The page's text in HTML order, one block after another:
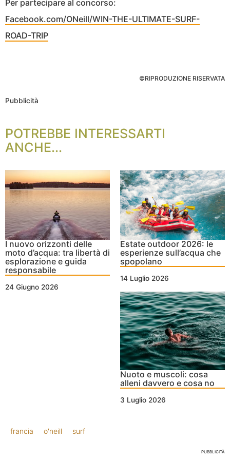
Per partecipare al concorso:
Facebook.com/ONeill/WIN-THE-ULTIMATE-SURF-
ROAD-TRIP
©RIPRODUZIONE RISERVATA
Pubblicità
POTREBBE INTERESSARTI
ANCHE...
I nuovo orizzonti delle
moto d’acqua: tra libertà di
esplorazione e guida
responsabile
24 Giugno 2026
Estate outdoor 2026: le
esperienze sull’acqua che
spopolano
14 Luglio 2026
Nuoto e muscoli: cosa
alleni davvero e cosa no
3 Luglio 2026
francia o'neill surf
PUBBLICITÀ